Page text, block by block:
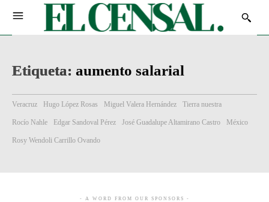
Etiqueta: aumento salarial
Veracruz Hugo López Rosas Miguel Valera Hernández Tierra nuestra
Rocío Nahle Edgar Sandoval Pérez José Guadalupe Altamirano Castro México
Rosy Wendoli Carrillo Ovando
- A WORD FROM OUR SPONSORS -